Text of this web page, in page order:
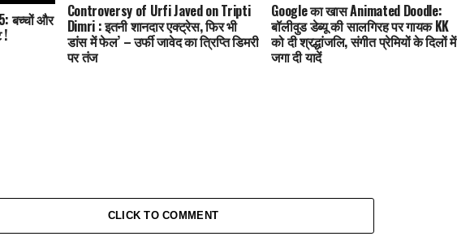
बच्चों और
!
Controversy of Urfi Javed on Tripti
Dimri : इतनी शानदार एक्ट्रेस, फिर भी
डांस में फेल’ – उर्फी जावेद का त्रिप्ति डिमरी
पर तंज
Google का खास Animated Doodle:
बॉलीवुड डेब्यू की सालगिरह पर गायक KK
को दी श्रद्धांजलि, संगीत प्रेमियों के दिलों में
जगा दी यादें
CLICK TO COMMENT